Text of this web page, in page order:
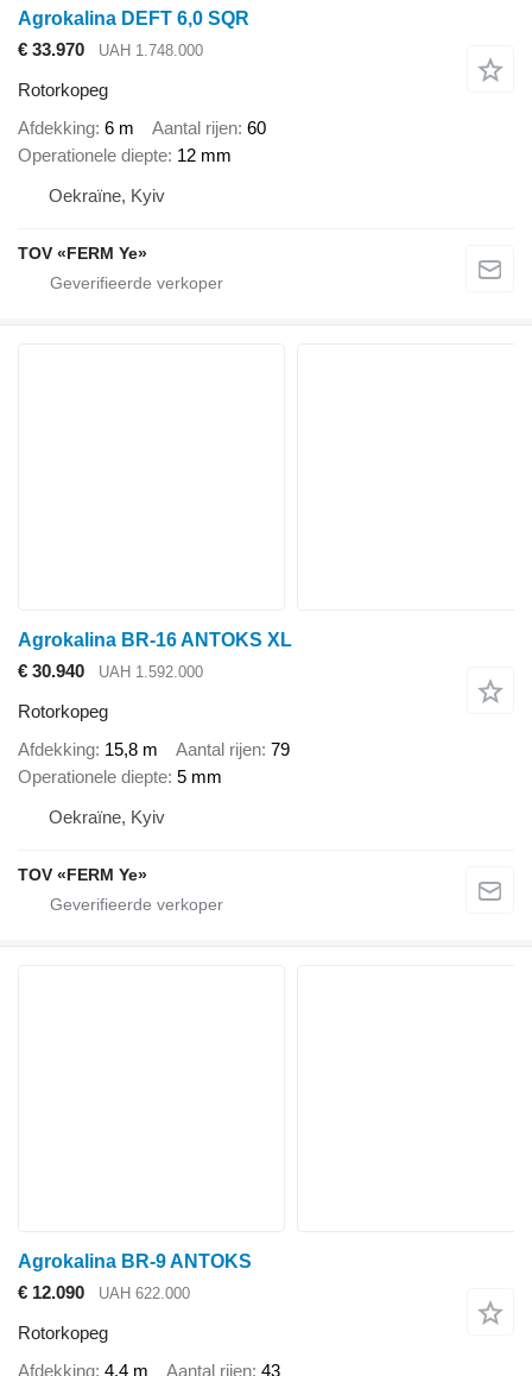
Agrokalina DEFT 6,0 SQR
€ 33.970
UAH 1.748.000
Rotorkopeg
Afdekking 6 m Aantal rijen 60
Operationele diepte 12 mm
Oekraïne, Kyiv
TOV «FERM Ye»
Agrokalina BR-16 ANTOKS XL
€ 30.940
UAH 1.592.000
Rotorkopeg
Afdekking 15,8 m Aantal rijen 79
Operationele diepte 5 mm
Oekraïne, Kyiv
TOV «FERM Ye»
Agrokalina BR-9 ANTOKS
€ 12.090
UAH 622.000
Rotorkopeg
Afdekking 4,4 m Aantal rijen 43